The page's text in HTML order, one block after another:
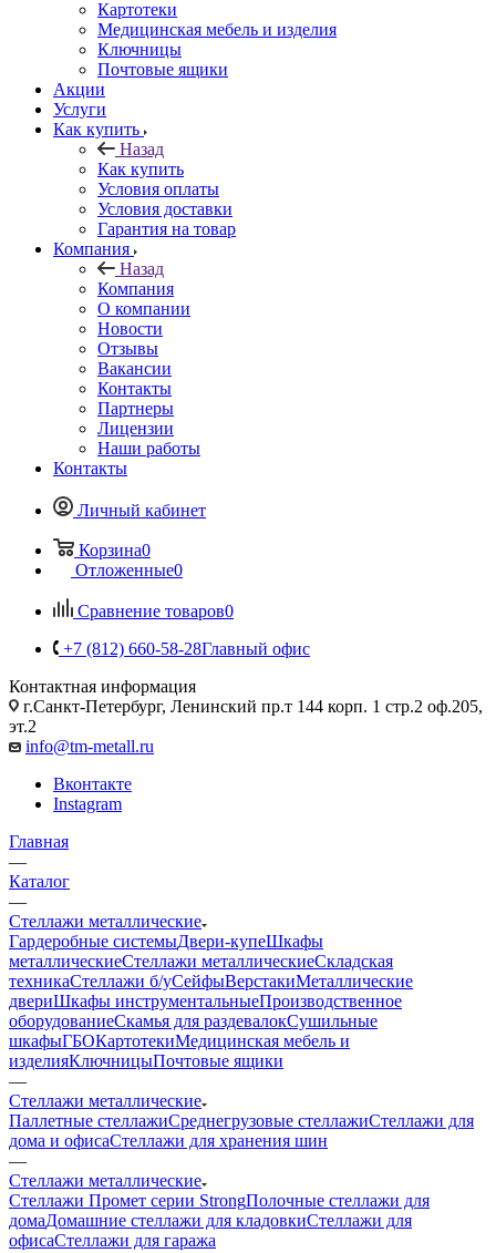
Картотеки
Медицинская мебель и изделия
Ключницы
Почтовые ящики
Акции
Услуги
Как купить
Назад
Как купить
Условия оплаты
Условия доставки
Гарантия на товар
Компания
Назад
Компания
О компании
Новости
Отзывы
Вакансии
Контакты
Партнеры
Лицензии
Наши работы
Контакты
Личный кабинет
Корзина0
Отложенные0
Сравнение товаров0
+7 (812) 660-58-28Главный офис
Контактная информация
г.Санкт-Петербург, Ленинский пр.т 144 корп. 1 стр.2 оф.205,
эт.2
info@tm-metall.ru
Вконтакте
Instagram
Главная
—
Каталог
—
Стеллажи металлические
Гардеробные системыДвери-купеШкафы
металлическиеСтеллажи металлическиеСкладская
техникаСтеллажи б/уСейфыВерстакиМеталлические
двериШкафы инструментальныеПроизводственное
оборудованиеСкамья для раздевалокСушильные
шкафыГБОКартотекиМедицинская мебель и
изделияКлючницыПочтовые ящики
—
Стеллажи металлические
Паллетные стеллажиСреднегрузовые стеллажиСтеллажи для
дома и офисаСтеллажи для хранения шин
—
Стеллажи металлические
Стеллажи Промет серии StrongПолочные стеллажи для
домаДомашние стеллажи для кладовкиСтеллажи для
офисаСтеллажи для гаража